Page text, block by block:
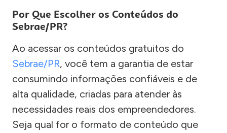
Por Que Escolher os Conteúdos do
Sebrae/PR?
Ao acessar os conteúdos gratuitos do
Sebrae/PR, você tem a garantia de estar
consumindo informações confiáveis e de
alta qualidade, criadas para atender às
necessidades reais dos empreendedores.
Seja qual for o formato de conteúdo que